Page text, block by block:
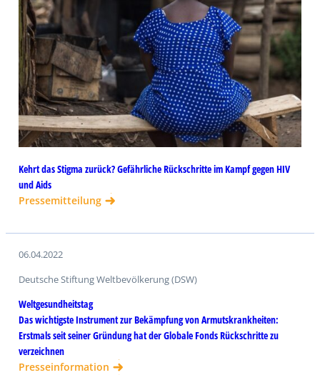
Kehrt das Stigma zurück? Gefährliche Rückschritte im Kampf gegen HIV
und Aids
Pressemitteilung
06.04.2022
Deutsche Stiftung Weltbevölkerung (DSW)
Weltgesundheitstag
Das wichtigste Instrument zur Bekämpfung von Armutskrankheiten:
Erstmals seit seiner Gründung hat der Globale Fonds Rückschritte zu
verzeichnen
Presseinformation